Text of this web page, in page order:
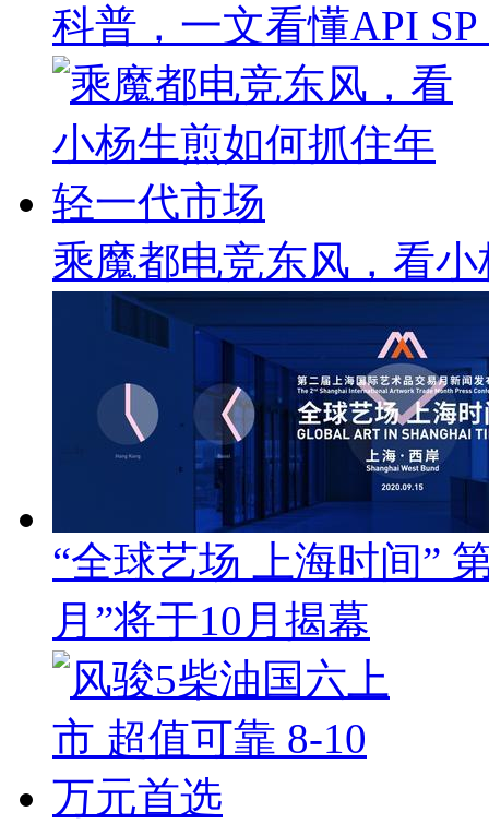
科普，一文看懂API
乘魔都电竞东风，看
“全球艺场 上海时间”
月”将于10月揭幕